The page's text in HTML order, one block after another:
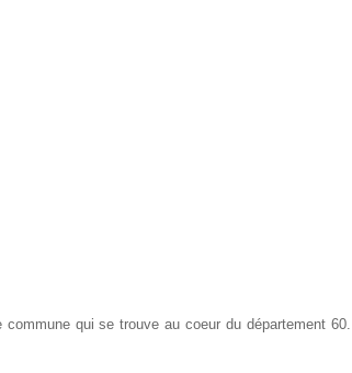
commune qui se trouve au coeur du département 60.